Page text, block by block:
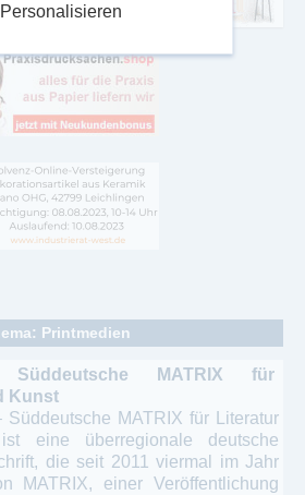
Printmedien
Süddeutsche MATRIX für
Kunst
Süddeutsche MATRIX für Literatur
eine überregionale deutsche
die seit 2011 viermal im Jahr
MATRIX, einer Veröffentlichung
Personalisieren